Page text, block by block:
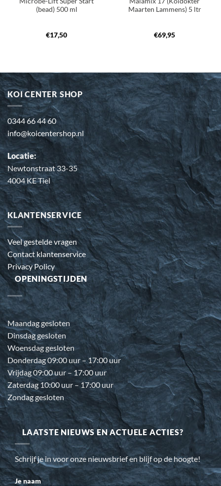
(bead) 500 ml
€17,50
Maarten Lammens) 5 ltr
€69,95
KOI CENTER SHOP
0344 66 44 60
info@koicentershop.nl
Locatie:
Newtonstraat 33-35
4004 KE Tiel
KLANTENSERVICE
Veel gestelde vragen
Contact klantenservice
Privacy Policy
OPENINGSTIJDEN
Maandag gesloten
Dinsdag gesloten
Woensdag gesloten
Donderdag 09:00 uur – 17:00 uur
Vrijdag 09:00 uur – 17:00 uur
Zaterdag 10:00 uur – 17:00 uur
Zondag gesloten
LAATSTE NIEUWS EN ACTUELE ACTIES?
Schrijf je in voor onze nieuwsbrief en blijf op de hoogte!
Je naam